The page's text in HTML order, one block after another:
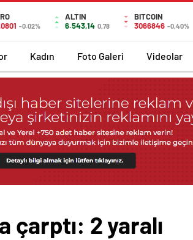
-0.02%
ALTIN
6.543,14 0,78
BITCOIN
3066846 -0,40%
Kadın Foto Galeri Videolar
çarptı: 2 yaralı